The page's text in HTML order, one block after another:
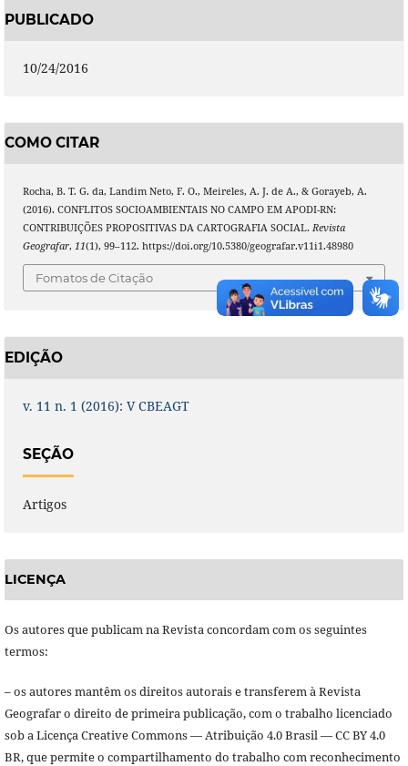
PUBLICADO
10/24/2016
COMO CITAR
Rocha, B. T. G. da, Landim Neto, F. O., Meireles, A. J. de A., & Gorayeb, A.
(2016). CONFLITOS SOCIOAMBIENTAIS NO CAMPO EM APODI-RN:
CONTRIBUIÇÕES PROPOSITIVAS DA CARTOGRAFIA SOCIAL. Revista
Geografar, 11(1), 99–112. https://doi.org/10.5380/geografar.v11i1.48980
Fomatos de Citação
EDIÇÃO
v. 11 n. 1 (2016): V CBEAGT
SEÇÃO
Artigos
LICENÇA
Os autores que publicam na Revista concordam com os seguintes
termos:
– os autores mantêm os direitos autorais e transferem à Revista
Geografar o direito de primeira publicação, com o trabalho licenciado
sob a Licença Creative Commons — Atribuição 4.0 Brasil — CC BY 4.0
BR, que permite o compartilhamento do trabalho com reconhecimento